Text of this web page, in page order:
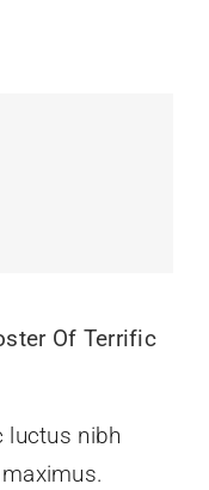
Of Terrific
luctus nibh